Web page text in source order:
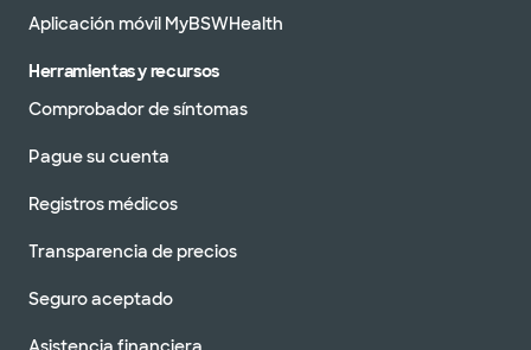
Aplicación móvil MyBSWHealth
Herramientas y recursos
Comprobador de síntomas
Pague su cuenta
Registros médicos
Transparencia de precios
Seguro aceptado